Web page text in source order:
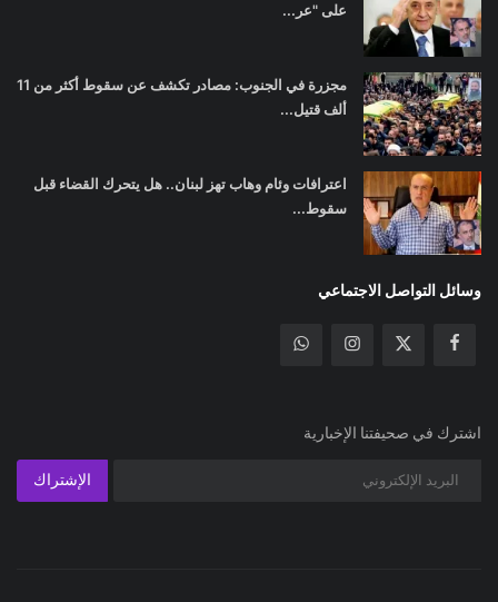
على "عر...
مجزرة في الجنوب: مصادر تكشف عن سقوط أكثر من 11
ألف قتيل...
اعترافات وئام وهاب تهز لبنان.. هل يتحرك القضاء قبل
سقوط...
وسائل التواصل الاجتماعي
اشترك في صحيفتنا الإخبارية
الإشتراك